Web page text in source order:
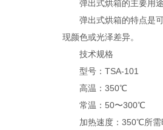
弹出式烘箱的主要用途
弹出式烘箱的特点是可
现颜色或光泽差异。
技术规格
型号：TSA-101
高温：350℃
常温：50〜300℃
加热速度：350℃所需